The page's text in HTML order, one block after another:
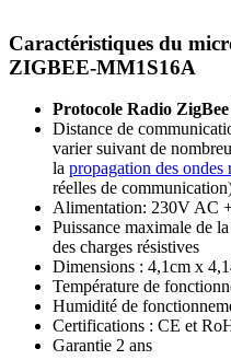
Caractéristiques du
ZIGBEE-MM1S16A
Protocole Radio ZigBee
Distance de
varier suivant de
la propagation des ondes
réelles de
Alimentation: 230V AC
Puissance maximale de
des charges résistives
Dimensions : 4,1cm x
Température de
Humidité de
Certifications : CE et
Garantie 2 ans